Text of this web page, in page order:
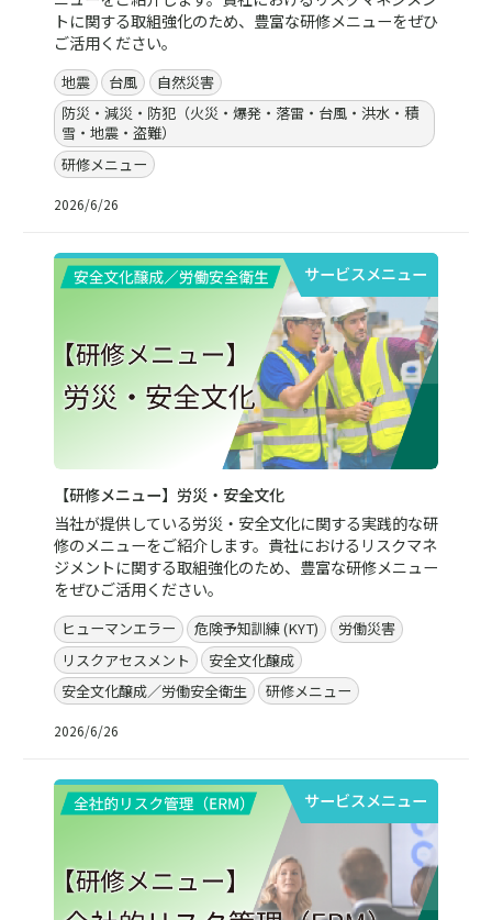
トに関する取組強化のため、豊富な研修メニューをぜひ
ご活用ください。
地震 台風
自然災害
防災・減災・防犯（火災・爆発・落雷・台風・洪水・積
雪・地震・盗難）
研修メニュー
2026/6/26
サービスメニュー
【研修メニュー】労災・安全文化
当社が提供している労災・安全文化に関する実践的な研
修のメニューをご紹介します。貴社におけるリスクマネ
ジメントに関する取組強化のため、豊富な研修メニュー
をぜひご活用ください。
ヒューマンエラー 危険予知訓練 (KYT)
労働災害
リスクアセスメント
安全文化醸成
安全文化醸成／労働安全衛生
研修メニュー
2026/6/26
サービスメニュー